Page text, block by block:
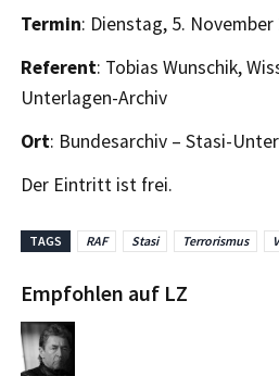
Termin: Dienstag, 5. November
Referent: Tobias Wunschik,
Unterlagen-Archiv
Ort: Bundesarchiv – Stasi-
Der Eintritt ist frei.
TAGS RAF Stasi Terrorismus
Empfohlen auf LZ